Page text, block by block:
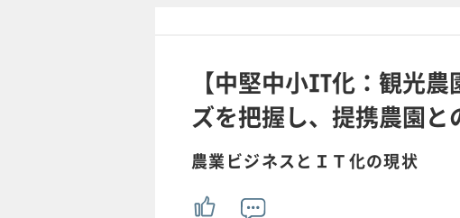
【中堅中小IT化：観光
ズを把握し、提携農園
農業ビジネスとＩＴ化の現状